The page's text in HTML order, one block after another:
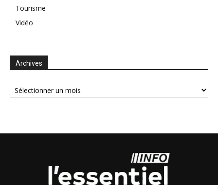
Tourisme
Vidéo
Archives
Archives